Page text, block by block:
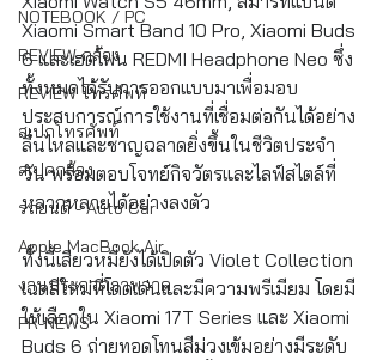
NOTEBOOK / PC
REVIEW กล้อง
REVIEW โทรศัพท์
สเปกโทรศัพท์
สเปคกล้อง
รถยนต์ - Auto Car
Apple MacBook Air
งานประกวดภาพวาด
PR-NEWS
Xiaomi Smart Band 10 Pro, Xiaomi Buds
6 และเฮดโฟน REDMI Headphone Neo ซึ่ง
ทั้งหมดได้รับการออกแบบมาเพื่อมอบ
ประสบการณ์การใช้งานที่เชื่อมต่อกันได้อย่าง
ลื่นไหลและชาญฉลาดยิ่งขึ้นในชีวิตประจำ
วัน พร้อมตอบโจทย์กิจวัตรและไลฟ์สไตล์ที่
หลากหลายได้อย่างลงตัว
ทั้งนี้เสียวหมี่ยังได้เปิดตัว Violet Collection
เฉดสีใหม่ที่โดดเด่นและมีความพรีเมียม โดยมี
ให้เลือกใน Xiaomi 17T Series และ Xiaomi
Buds 6 ถ่ายทอดโทนสีม่วงเข้มอย่างมีระดับ